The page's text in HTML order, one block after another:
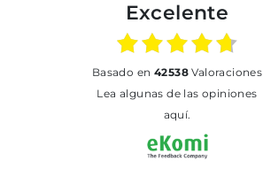
Excelente
basado en 42538Valoraciones
Lea algunas de las opiniones
aquí.